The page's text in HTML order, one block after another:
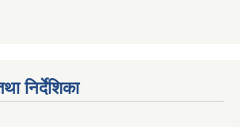
निर्देशिका